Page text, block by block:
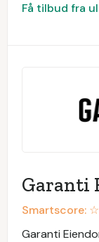
Få tilbud fra
Garanti
Smartscore: ☆
Garanti